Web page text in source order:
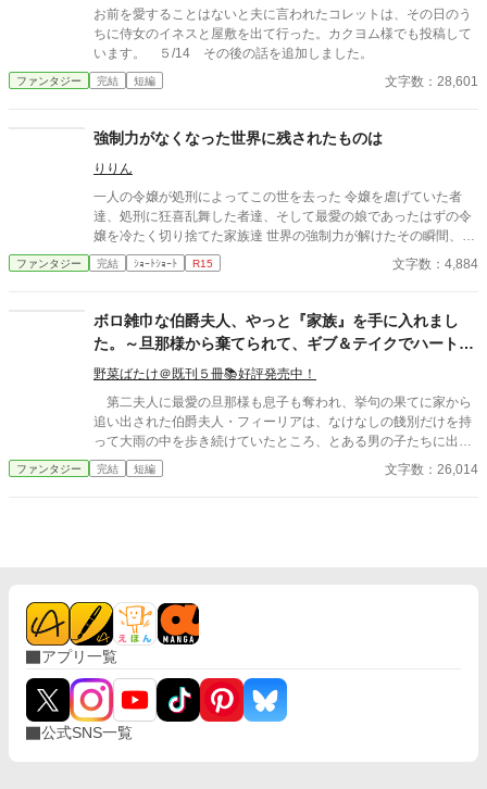
お前を愛することはないと夫に言われたコレットは、その日のう
ちに侍女のイネスと屋敷を出て行った。カクヨム様でも投稿して
います。 ５/14 その後の話を追加しました。
ファンタジー 完結 短編 文字数：28,601
強制力がなくなった世界に残されたものは
りりん
一人の令嬢が処刑によってこの世を去った 令嬢を虐げていた者
達、処刑に狂喜乱舞した者達、そして最愛の娘であったはずの令
嬢を冷たく切り捨てた家族達 世界の強制力が解けたその瞬間、そ
ファンタジー 完結 ｼｮｰﾄｼｮｰﾄ R15 文字数：4,884
ボロ雑巾な伯爵夫人、やっと『家族』を手に入れまし
た。～旦那様から棄てられて、ギブ＆テイクでハートフ
ルな共同生活を始めます2～
野菜ばたけ＠既刊５冊📚好評発売中！
第二夫人に最愛の旦那様も息子も奪われ、挙句の果てに家から
追い出された伯爵夫人・フィーリアは、なけなしの餞別だけを持
って大雨の中を歩き続けていたところ、とある男の子たちに出会
う。 言葉汚く直情的で、だけど決してフィーリアを無視したり
はしない、ディーダ。 喋り方こそ柔らかいが、その実どこか冷
さる方は、目次下にリンクを張っておりますので、そちらからお
入りください。 ※アプリで閲覧くださっている方は、タイトル
で検索いただけますと表示されます。
ファンタジー 完結 短編 文字数：26,014
アプリ一覧
公式SNS一覧